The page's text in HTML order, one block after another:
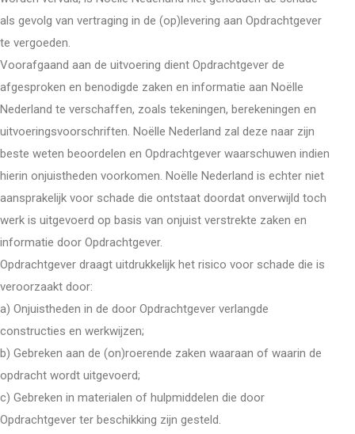
als gevolg van vertraging in de (op)levering aan Opdrachtgever
te vergoeden.
Voorafgaand aan de uitvoering dient Opdrachtgever de
afgesproken en benodigde zaken en informatie aan Noëlle
Nederland te verschaffen, zoals tekeningen, berekeningen en
uitvoeringsvoorschriften. Noëlle Nederland zal deze naar zijn
beste weten beoordelen en Opdrachtgever waarschuwen indien
hierin onjuistheden voorkomen. Noëlle Nederland is echter niet
aansprakelijk voor schade die ontstaat doordat onverwijld toch
werk is uitgevoerd op basis van onjuist verstrekte zaken en
informatie door Opdrachtgever.
Opdrachtgever draagt uitdrukkelijk het risico voor schade die is
veroorzaakt door:
a) Onjuistheden in de door Opdrachtgever verlangde
constructies en werkwijzen;
b) Gebreken aan de (on)roerende zaken waaraan of waarin de
opdracht wordt uitgevoerd;
c) Gebreken in materialen of hulpmiddelen die door
Opdrachtgever ter beschikking zijn gesteld.